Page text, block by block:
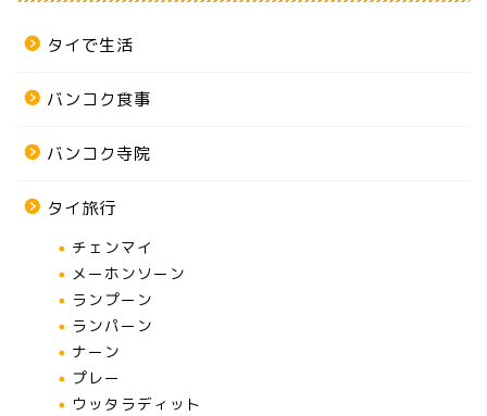
タイで生活
バンコク食事
バンコク寺院
タイ旅行
チェンマイ
メーホンソーン
ランプーン
ランパーン
ナーン
プレー
ウッタラディット